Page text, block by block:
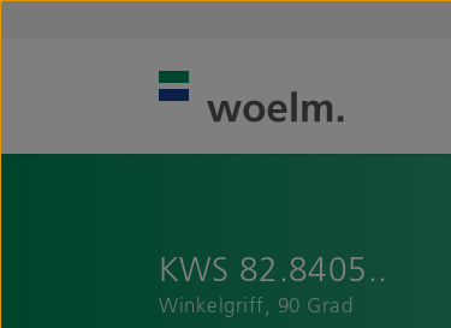
KWS 82.8405..
Winkelgriff, 90 Grad